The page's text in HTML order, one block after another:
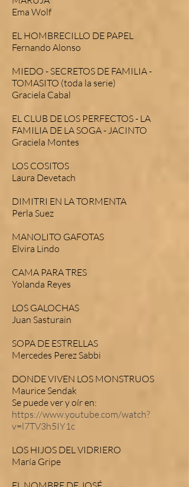
Ema Wolf
EL HOMBRECILLO DE PAPEL
Fernando Alonso
MIEDO - SECRETOS DE FAMILIA -
TOMASITO (toda la serie)
Graciela Cabal
EL CLUB DE LOS PERFECTOS - LA
FAMILIA DE LA SOGA - JACINTO
Graciela Montes
LOS COSITOS
Laura Devetach
DIMITRI EN LA TORMENTA
Perla Suez
MANOLITO GAFOTAS
Elvira Lindo
CAMA PARA TRES
Yolanda Reyes
LOS GALOCHAS
Juan Sasturain
SOPA DE ESTRELLAS
Mercedes Perez Sabbi
DONDE VIVEN LOS MONSTRUOS
Maurice Sendak
Se puede ver y oír en:
https://www.youtube.com/watch?
v=l7TV3h5IY1c
LOS HIJOS DEL VIDRIERO
María Gripe